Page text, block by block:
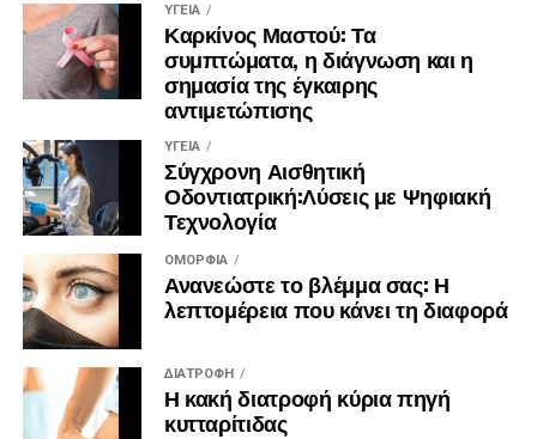
ΥΓΕΊΑ
Καρκίνος Μαστού: Τα
συμπτώματα, η διάγνωση και η
σημασία της έγκαιρης
αντιμετώπισης
ΥΓΕΊΑ
Σύγχρονη Αισθητική
Οδοντιατρική:Λύσεις με Ψηφιακή
Τεχνολογία
ΟΜΟΡΦΙΆ
Ανανεώστε το βλέμμα σας: Η
λεπτομέρεια που κάνει τη διαφορά
ΔΙΑΤΡΟΦΉ
Η κακή διατροφή κύρια πηγή
κυτταρίτιδας